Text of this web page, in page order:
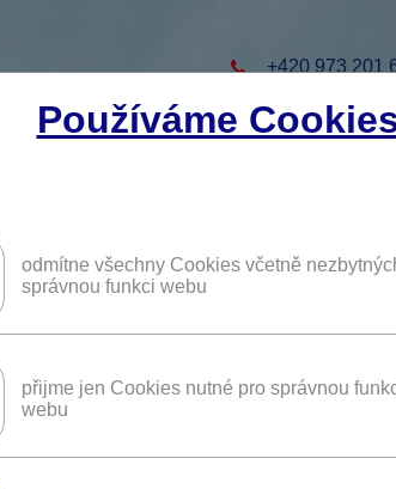
+420 973 201
Používáme
odmítne všechny Cookies včetně
správnou funkci webu
přijme jen Cookies nutné pro správnou
webu
na e-shopu
Platnost není časově omezena.